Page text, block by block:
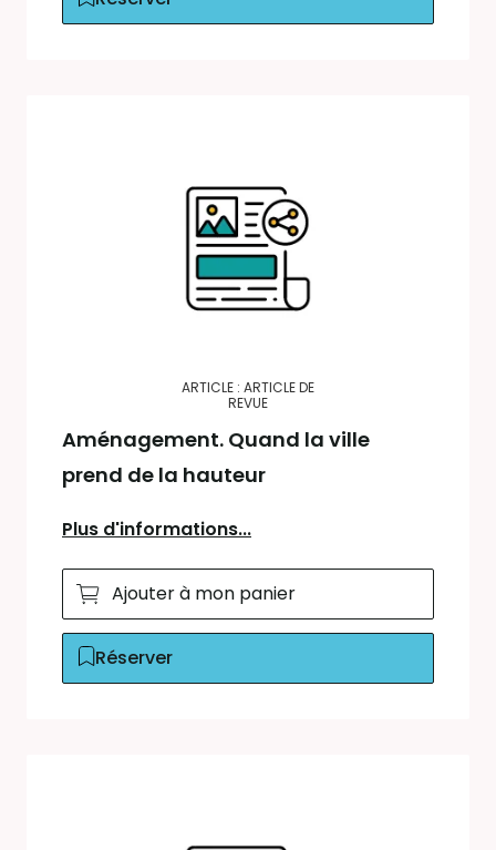
ARTICLE : ARTICLE DE
REVUE
Aménagement. Quand la ville
prend de la hauteur
Plus d'informations...
Ajouter à mon panier
Réserver